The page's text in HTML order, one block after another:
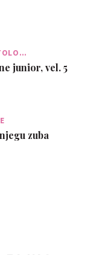
junior, vel. 5
zuba